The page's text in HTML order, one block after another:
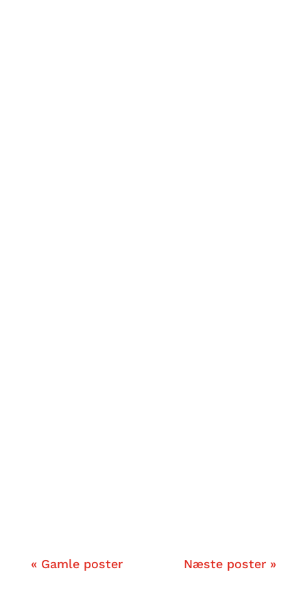
« Gamle poster Næste poster »